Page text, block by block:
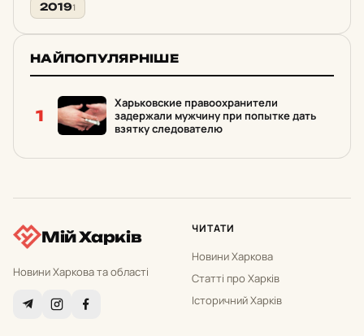
20191
НАЙПОПУЛЯРНІШЕ
1
Харьковские правоохранители
задержали мужчину при попытке дать
взятку следователю
Мій Харків
Новини Харкова та області
ЧИТАТИ
Новини Харкова
Статті про Харків
Історичний Харків